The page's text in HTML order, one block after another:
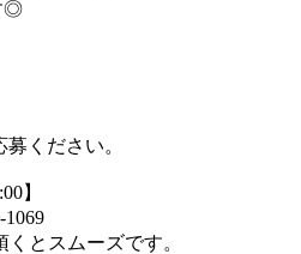
◎
ください。
】
とスムーズです。